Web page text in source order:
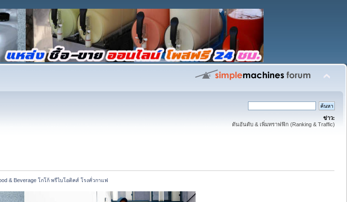
ข่าว:
ดันอันดับ & เพิ่มทราฟฟิก (Ranking & Traffic)
& Beverage โกโก้ พรีไบโอติคส์ โรงคั่วกาแฟ